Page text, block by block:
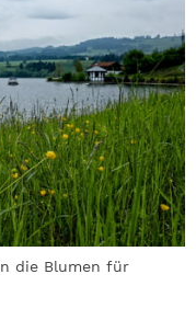
die Blumen für